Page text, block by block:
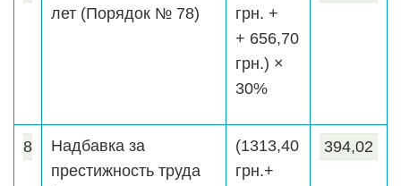
лет (Порядок № 78)
грн. +
+ 656,70
грн.) ×
30%
8
Надбавка за
престижность труда
(1313,40
грн.+
394,02